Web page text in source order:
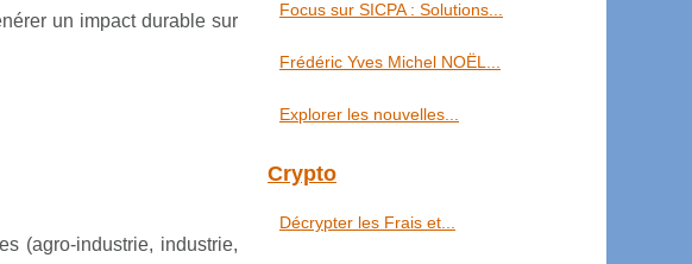
un impact durable sur
(agro-industrie, industrie,
Focus sur SICPA : Solutions...
Frédéric Yves Michel NOËL...
Explorer les nouvelles...
Crypto
Décrypter les Frais et...